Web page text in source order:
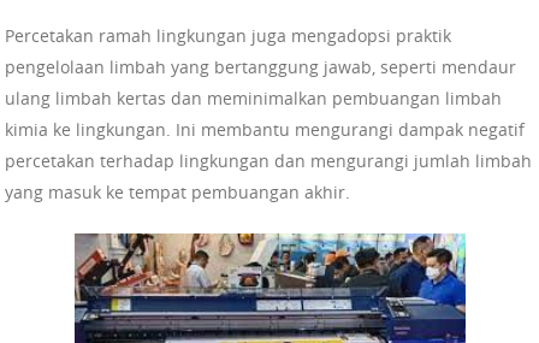
Percetakan ramah lingkungan juga mengadopsi praktik
pengelolaan limbah yang bertanggung jawab, seperti mendaur
ulang limbah kertas dan meminimalkan pembuangan limbah
kimia ke lingkungan. Ini membantu mengurangi dampak negatif
percetakan terhadap lingkungan dan mengurangi jumlah limbah
yang masuk ke tempat pembuangan akhir.